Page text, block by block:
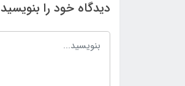
دیدگاه خود را بنویسید